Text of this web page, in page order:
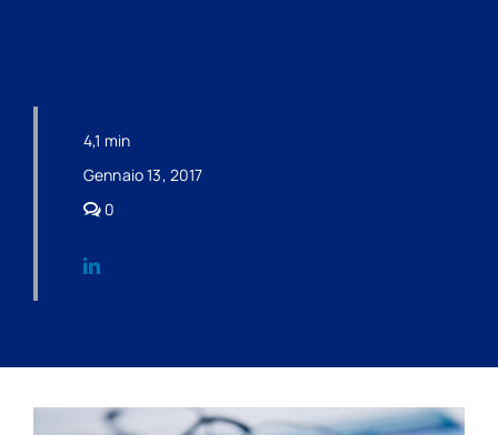
4,1 min
Gennaio 13, 2017
0
GENNAIO